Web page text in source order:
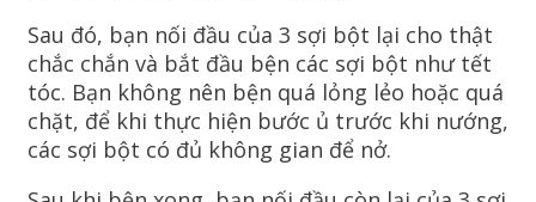
Sau đó, bạn nối đầu của 3 sợi bột lại cho thật
chắc chắn và bắt đầu bện các sợi bột như tết
tóc. Bạn không nên bện quá lỏng lẻo hoặc quá
chặt, để khi thực hiện bước ủ trước khi nướng,
các sợi bột có đủ không gian để nở.